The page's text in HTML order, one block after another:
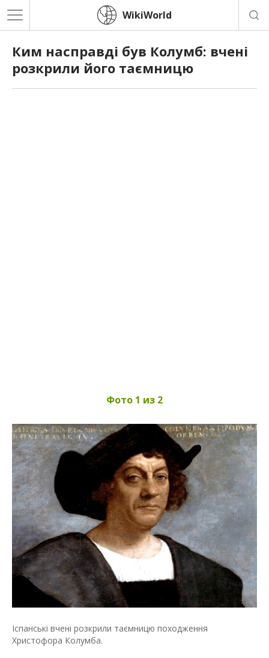
WikiWorld
Ким насправді був Колумб: вчені
розкрили його таємницю
Фото 1 из 2
Іспанські вчені розкрили таємницю походження
Христофора Колумба.